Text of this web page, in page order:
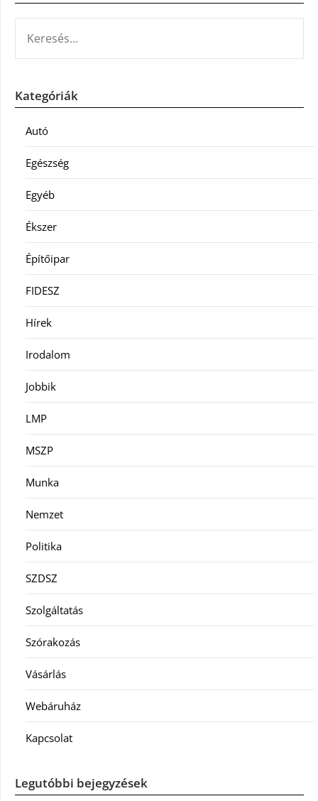
Kategóriák
Autó
Egészség
Egyéb
Ékszer
Építőipar
FIDESZ
Hírek
Irodalom
Jobbik
LMP
MSZP
Munka
Nemzet
Politika
SZDSZ
Szolgáltatás
Szórakozás
Vásárlás
Webáruház
Kapcsolat
Legutóbbi bejegyzések